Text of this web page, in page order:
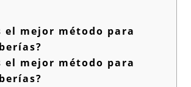
el mejor método para
el mejor método para